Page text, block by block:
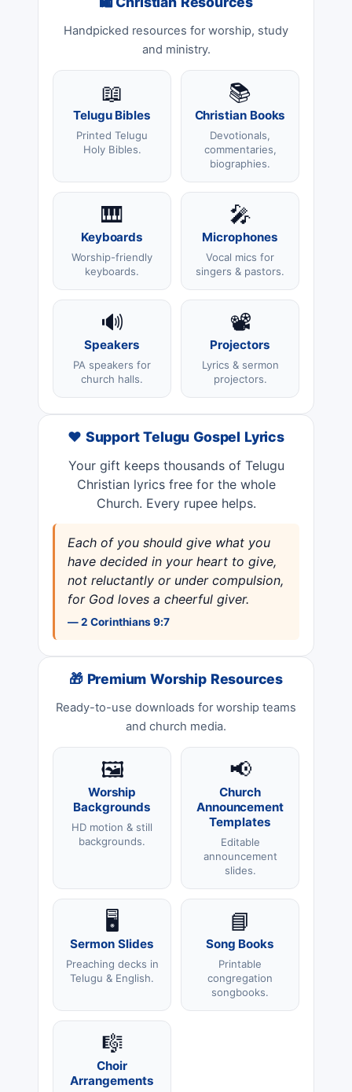
🛍 Christian Resources
Handpicked resources for worship, study
and ministry.
📖
Telugu Bibles
Printed Telugu
Holy Bibles.
📚
Christian Books
Devotionals,
commentaries,
biographies.
🎹
Keyboards
Worship-friendly
keyboards.
🎤
Microphones
Vocal mics for
singers & pastors.
🔊
Speakers
PA speakers for
church halls.
📽️
Projectors
Lyrics & sermon
projectors.
❤️ Support Telugu Gospel Lyrics
Your gift keeps thousands of Telugu
Christian lyrics free for the whole
Church. Every rupee helps.
Each of you should give what you
have decided in your heart to give,
not reluctantly or under compulsion,
for God loves a cheerful giver.
— 2 Corinthians 9:7
🎁 Premium Worship Resources
Ready-to-use downloads for worship teams
and church media.
🖼️
Worship
Backgrounds
HD motion & still
backgrounds.
📢
Church
Announcement
Templates
Editable
announcement
slides.
🖥️
Sermon Slides
Preaching decks in
Telugu & English.
📘
Song Books
Printable
congregation
songbooks.
🎼
Choir
Arrangements